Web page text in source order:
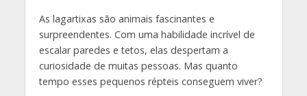
As lagartixas são animais fascinantes e
surpreendentes. Com uma habilidade incrível de
escalar paredes e tetos, elas despertam a
curiosidade de muitas pessoas. Mas quanto
tempo esses pequenos répteis conseguem viver?